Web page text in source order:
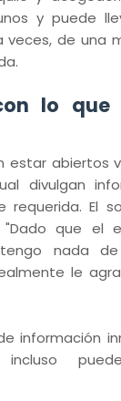
y puede
veces, de una
lo que
estar abiertos
divulgan
requerida. El
"Dado que el
nada de
le
información
incluso